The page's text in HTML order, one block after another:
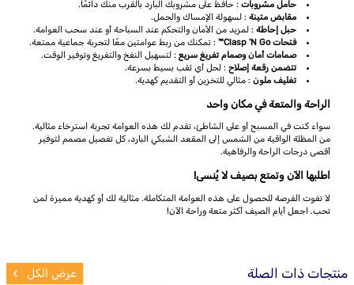
حامل مشروبات : حافظ على مشروبك البارد بالقرب منك دائمًا.
مقابض متينة : لسهولة الإمساك والحمل.
حبل إحاطة : لمزيد من الأمان والتحكم عند السباحة أو عند سحب العوامة.
فتحات Clasp 'N Go™
: تمكنك من ربط عوامتين معًا لتجربة جماعية ممتعة.
صمامات أمان وصمام تفريغ سريع : لتسهيل النفخ والتفريغ وتوفير الوقت.
تتضمن رقعة إصلاح : لحل أي ثقب بسيط بسرعة.
تغليف ملون : مثالي للتخزين أو التقديم كهدية.
الراحة والمتعة في مكان واحد
سواء كنت في المسبح أو على الشاطئ، تقدم لك هذه العوامة تجربة استرخاء مثالية.
من المظلة الواقية من الشمس إلى المقعد الشبكي البارد، كل تفصيل مصمم لتوفير
أقصى درجات الراحة والرفاهية.
اطلبها الآن وتمتع بصيف لا يُنسى!
لا تفوت الفرصة للحصول على هذه العوامة المتكاملة. مثالية لك أو كهدية مميزة لمن
تحب. اجعل أيام الصيف أكثر متعة وراحة الآن!
منتجات ذات الصلة عرض الكل